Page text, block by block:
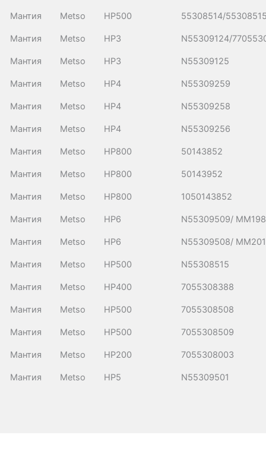
Мантия Metso HP500 55308514/
Мантия Metso HP3 N55309124/
Мантия Metso HP3 N55309125
Мантия Metso HP4 N55309259
Мантия Metso HP4 N55309258
Мантия Metso HP4 N55309256
Мантия Metso HP800 50143852
Мантия Metso HP800 50143952
Мантия Metso HP800 1050143852
Мантия Metso HP6 N55309509/
Мантия Metso HP6 N55309508/
Мантия Metso HP500 N55308515
Мантия Metso HP400 7055308388
Мантия Metso HP500 7055308508
Мантия Metso HP500 7055308509
Мантия Metso HP200 7055308003
Мантия Metso HP5 N55309501